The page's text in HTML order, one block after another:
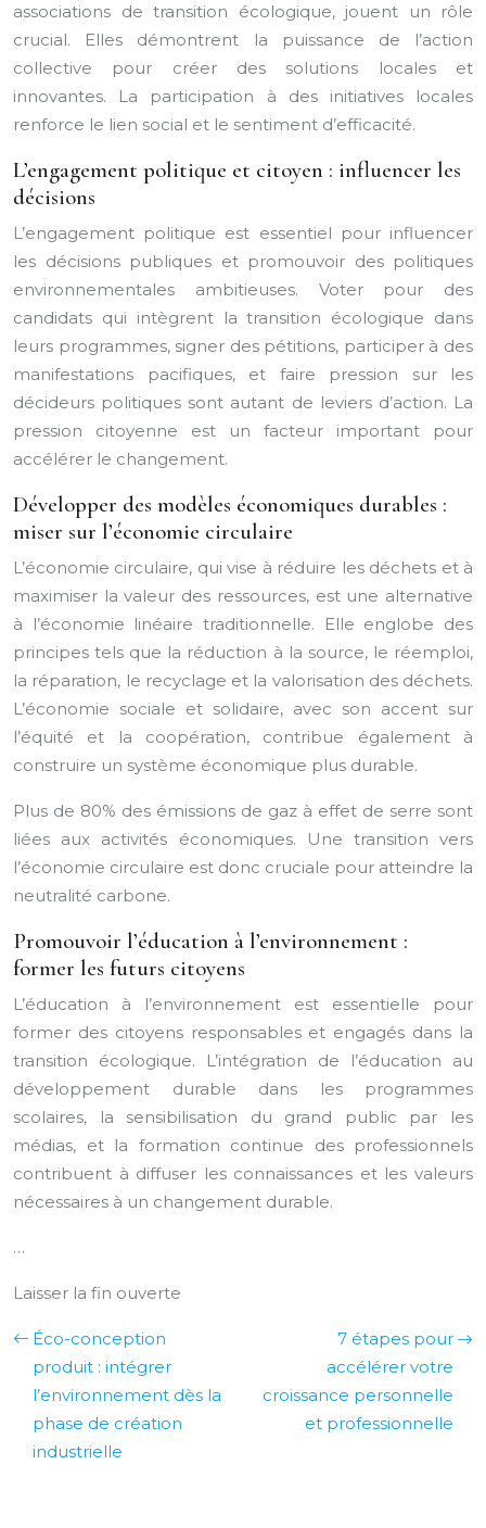
associations de transition écologique, jouent un rôle
crucial. Elles démontrent la puissance de l’action
collective pour créer des solutions locales et
innovantes. La participation à des initiatives locales
renforce le lien social et le sentiment d’efficacité.
L’engagement politique et citoyen : influencer les
décisions
L’engagement politique est essentiel pour influencer
les décisions publiques et promouvoir des politiques
environnementales ambitieuses. Voter pour des
candidats qui intègrent la transition écologique dans
leurs programmes, signer des pétitions, participer à des
manifestations pacifiques, et faire pression sur les
décideurs politiques sont autant de leviers d’action. La
pression citoyenne est un facteur important pour
accélérer le changement.
Développer des modèles économiques durables :
miser sur l’économie circulaire
L’économie circulaire, qui vise à réduire les déchets et à
maximiser la valeur des ressources, est une alternative
à l’économie linéaire traditionnelle. Elle englobe des
principes tels que la réduction à la source, le réemploi,
la réparation, le recyclage et la valorisation des déchets.
L’économie sociale et solidaire, avec son accent sur
l’équité et la coopération, contribue également à
construire un système économique plus durable.
Plus de 80% des émissions de gaz à effet de serre sont
liées aux activités économiques. Une transition vers
l’économie circulaire est donc cruciale pour atteindre la
neutralité carbone.
Promouvoir l’éducation à l’environnement :
former les futurs citoyens
L’éducation à l’environnement est essentielle pour
former des citoyens responsables et engagés dans la
transition écologique. L’intégration de l’éducation au
développement durable dans les programmes
scolaires, la sensibilisation du grand public par les
médias, et la formation continue des professionnels
contribuent à diffuser les connaissances et les valeurs
nécessaires à un changement durable.
…
Laisser la fin ouverte
Éco-conception
produit : intégrer
l’environnement dès la
phase de création
industrielle
7 étapes pour
accélérer votre
croissance personnelle
et professionnelle